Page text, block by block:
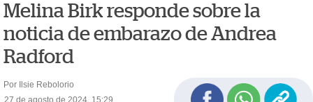
Melina Birk responde sobre la
noticia de embarazo de Andrea
Radford
Por Ilsie Rebolorio
27 de agosto de 2024, 15:29